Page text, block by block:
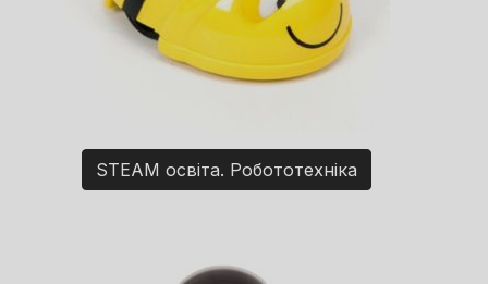
STEAM освіта. Робототехніка